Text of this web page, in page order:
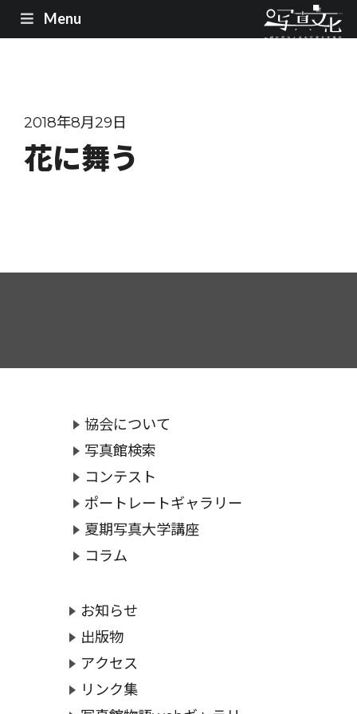
Menu
2018年8月29日
花に舞う
協会について
写真館検索
コンテスト
ポートレートギャラリー
夏期写真大学講座
コラム
お知らせ
出版物
アクセス
リンク集